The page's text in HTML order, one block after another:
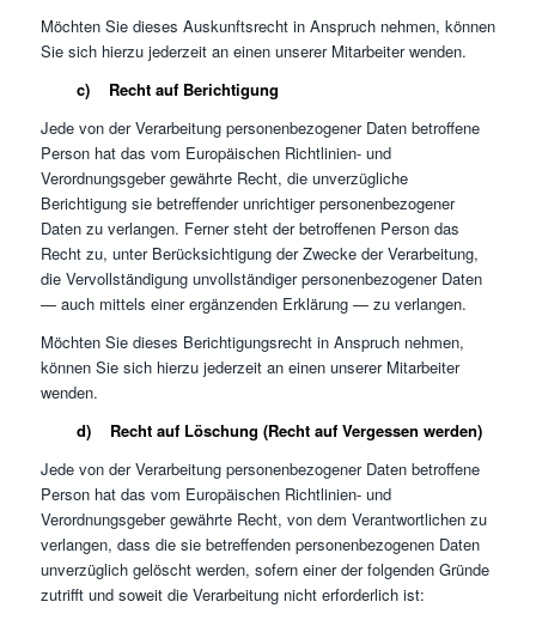
Möchten Sie dieses Auskunftsrecht in Anspruch nehmen, können
Sie sich hierzu jederzeit an einen unserer Mitarbeiter wenden.
c) Recht auf Berichtigung
Jede von der Verarbeitung personenbezogener Daten betroffene
Person hat das vom Europäischen Richtlinien- und
Verordnungsgeber gewährte Recht, die unverzügliche
Berichtigung sie betreffender unrichtiger personenbezogener
Daten zu verlangen. Ferner steht der betroffenen Person das
Recht zu, unter Berücksichtigung der Zwecke der Verarbeitung,
die Vervollständigung unvollständiger personenbezogener Daten
— auch mittels einer ergänzenden Erklärung — zu verlangen.
Möchten Sie dieses Berichtigungsrecht in Anspruch nehmen,
können Sie sich hierzu jederzeit an einen unserer Mitarbeiter
wenden.
d) Recht auf Löschung (Recht auf Vergessen werden)
Jede von der Verarbeitung personenbezogener Daten betroffene
Person hat das vom Europäischen Richtlinien- und
Verordnungsgeber gewährte Recht, von dem Verantwortlichen zu
verlangen, dass die sie betreffenden personenbezogenen Daten
unverzüglich gelöscht werden, sofern einer der folgenden Gründe
zutrifft und soweit die Verarbeitung nicht erforderlich ist: